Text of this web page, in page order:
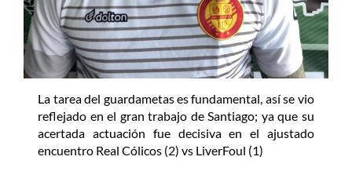
La tarea del guardametas es fundamental, así se vio
reflejado en el gran trabajo de Santiago; ya que su
acertada actuación fue decisiva en el ajustado
encuentro Real Cólicos (2) vs LiverFoul (1)